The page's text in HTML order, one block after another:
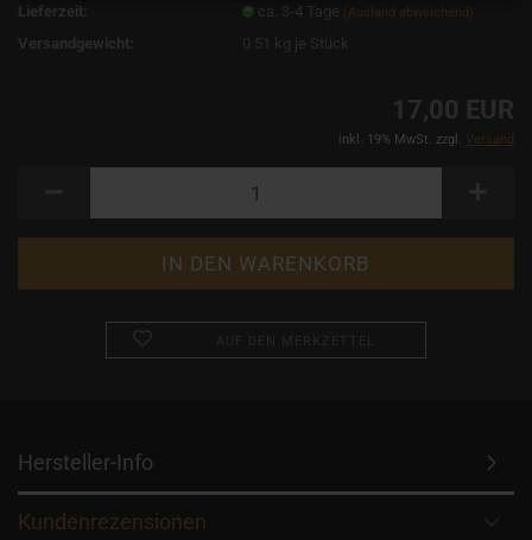
Lieferzeit:
ca. 3-4 Tage (Ausland abweichend)
Versandgewicht: 0.51 kg je Stück
17,00 EUR
inkl. 19% MwSt. zzgl. Versand
Hersteller-Info
Kundenrezensionen